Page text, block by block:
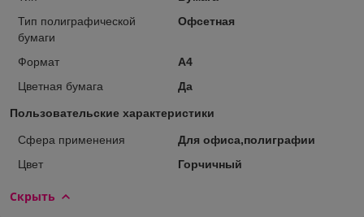
Тип полиграфической
бумаги
Офсетная
Формат
A4
Цветная бумага
Да
Пользовательские характеристики
Сфера применения
Для офиса,полиграфии
Цвет
Горчичный
Скрыть